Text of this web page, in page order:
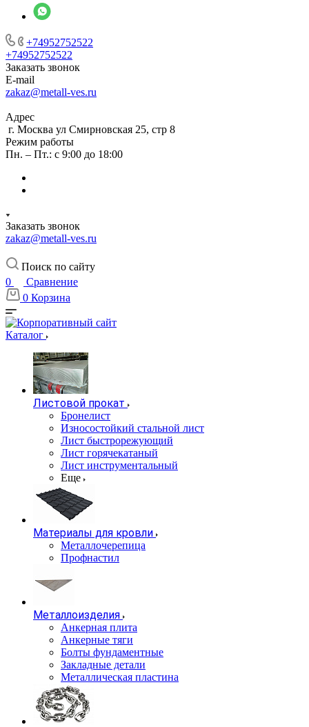
+74952752522
+74952752522
Заказать звонок
E-mail
zakaz@metall-ves.ru
Адрес
г. Москва ул Смирновская 25, стр 8
Режим работы
Пн. – Пт.: с 9:00 до 18:00
Заказать звонок
zakaz@metall-ves.ru
Поиск по сайту
0
Сравнение
0 Корзина
Каталог
Листовой прокат
Бронелист
Износостойкий стальной лист
Лист быстрорежующий
Лист горячекатаный
Лист инструментальный
Еще
Материалы для кровли
Металлочерепица
Профнастил
Металлоизделия
Анкерная плита
Анкерные тяги
Болты фундаментные
Закладные детали
Металлическая пластина